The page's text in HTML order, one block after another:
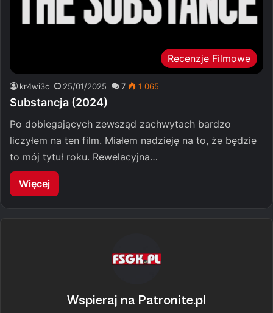
Recenzje Filmowe
kr4wi3c 25/01/2025 7 1 065
Substancja (2024)
Po dobiegających zewsząd zachwytach bardzo
liczyłem na ten film. Miałem nadzieję na to, że będzie
to mój tytuł roku. Rewelacyjna…
Więcej